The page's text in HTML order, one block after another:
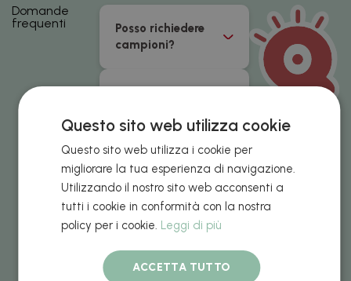
Domande
frequenti
Posso richiedere
campioni?
prodotto?
Quale è la finitura
metallica
disponibile su
alcuni prodotti?
Tipi di pago
Questo sito web utilizza cookie
Questo sito web utilizza i cookie per
migliorare la tua esperienza di navigazione.
Utilizzando il nostro sito web acconsenti a
tutti i cookie in conformità con la nostra
policy per i cookie. Leggi di più
ACCETTA TUTTO